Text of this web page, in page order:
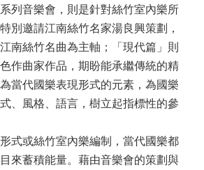
音樂會，則是針對絲竹室內樂所
別邀請江南絲竹名家湯良興策劃，
南絲竹名曲為主軸；「現代篇」則
作曲家作品，期盼能承繼傳統的精
當代國樂表現形式的元素，為國樂
、風格、語言，樹立起指標性的參
或絲竹室內樂編制，當代國樂都
來蓄積能量。藉由音樂會的策劃與